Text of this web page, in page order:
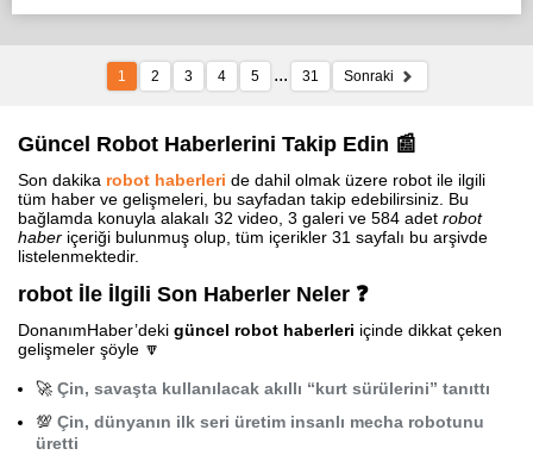
1 2 3 4 5 ... 31 Sonraki
Güncel Robot Haberlerini Takip Edin 📰
Son dakika robot haberleri de dahil olmak üzere robot ile ilgili
tüm haber ve gelişmeleri, bu sayfadan takip edebilirsiniz. Bu
bağlamda konuyla alakalı 32 video, 3 galeri ve 584 adet robot
haber içeriği bulunmuş olup, tüm içerikler 31 sayfalı bu arşivde
listelenmektedir.
robot İle İlgili Son Haberler Neler ❓
DonanımHaber’deki güncel robot haberleri içinde dikkat çeken
gelişmeler şöyle 🔽
🚀 Çin, savaşta kullanılacak akıllı “kurt sürülerini” tanıttı
💯 Çin, dünyanın ilk seri üretim insanlı mecha robotunu
üretti